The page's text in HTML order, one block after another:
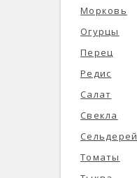
Морковь
Огурцы
Перец
Редис
Салат
Свекла
Сельдерей
Томаты